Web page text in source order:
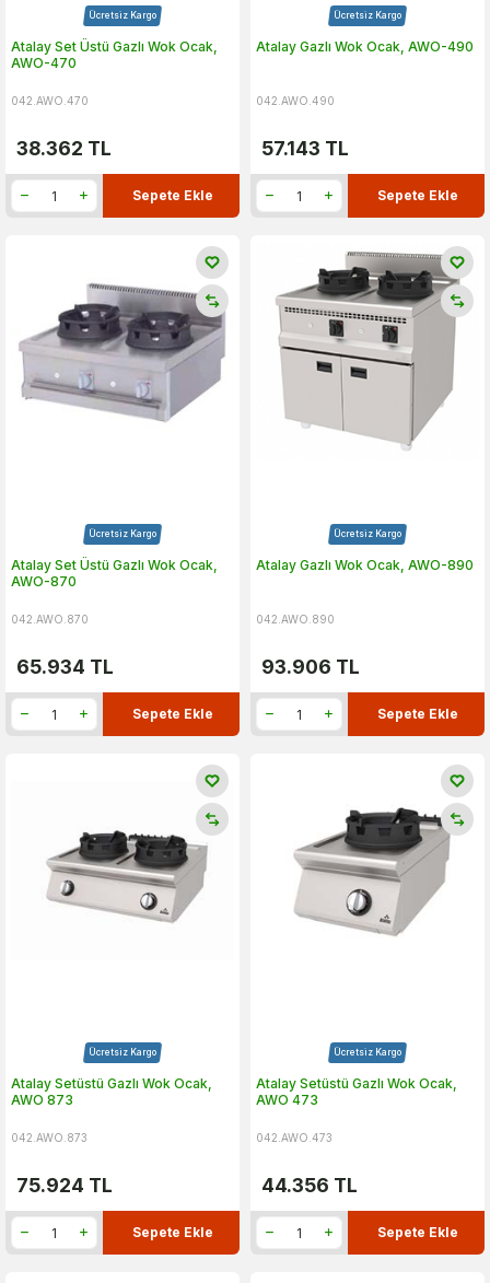
Ücretsiz Kargo
Atalay Set Üstü Gazlı Wok Ocak,
AWO-470
042.AWO.470
38.362 TL
Sepete Ekle
Ücretsiz Kargo
Atalay Gazlı Wok Ocak, AWO-490
042.AWO.490
57.143 TL
Sepete Ekle
Ücretsiz Kargo
Atalay Set Üstü Gazlı Wok Ocak,
AWO-870
042.AWO.870
65.934 TL
Sepete Ekle
Ücretsiz Kargo
Atalay Gazlı Wok Ocak, AWO-890
042.AWO.890
93.906 TL
Sepete Ekle
Ücretsiz Kargo
Atalay Setüstü Gazlı Wok Ocak,
AWO 873
042.AWO.873
75.924 TL
Sepete Ekle
Ücretsiz Kargo
Atalay Setüstü Gazlı Wok Ocak,
AWO 473
042.AWO.473
44.356 TL
Sepete Ekle